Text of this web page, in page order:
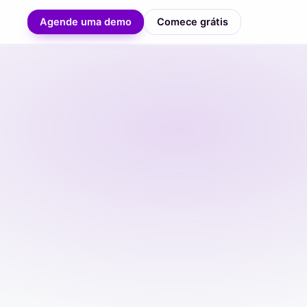
Agende uma demo Comece grátis